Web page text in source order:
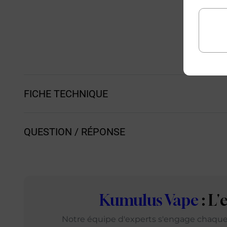
FICHE TECHNIQUE
QUESTION / RÉPONSE
Kumulus Vape :
Notre équipe d'experts s'engage